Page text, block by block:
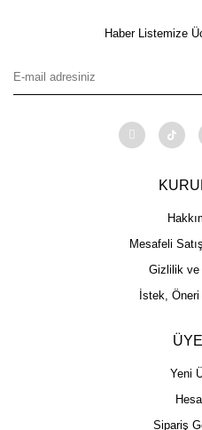
Haber Listemize
Mesafeli
Gizlilik ve
İstek,
Yeni
Sipariş